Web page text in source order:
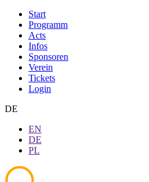
Start
Programm
Acts
Infos
Sponsoren
Verein
Tickets
Login
DE
EN
DE
PL